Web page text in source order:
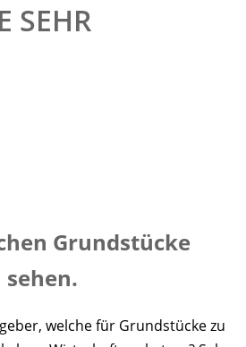
SEHR
Grundstücke
welche für Grundstücke zu